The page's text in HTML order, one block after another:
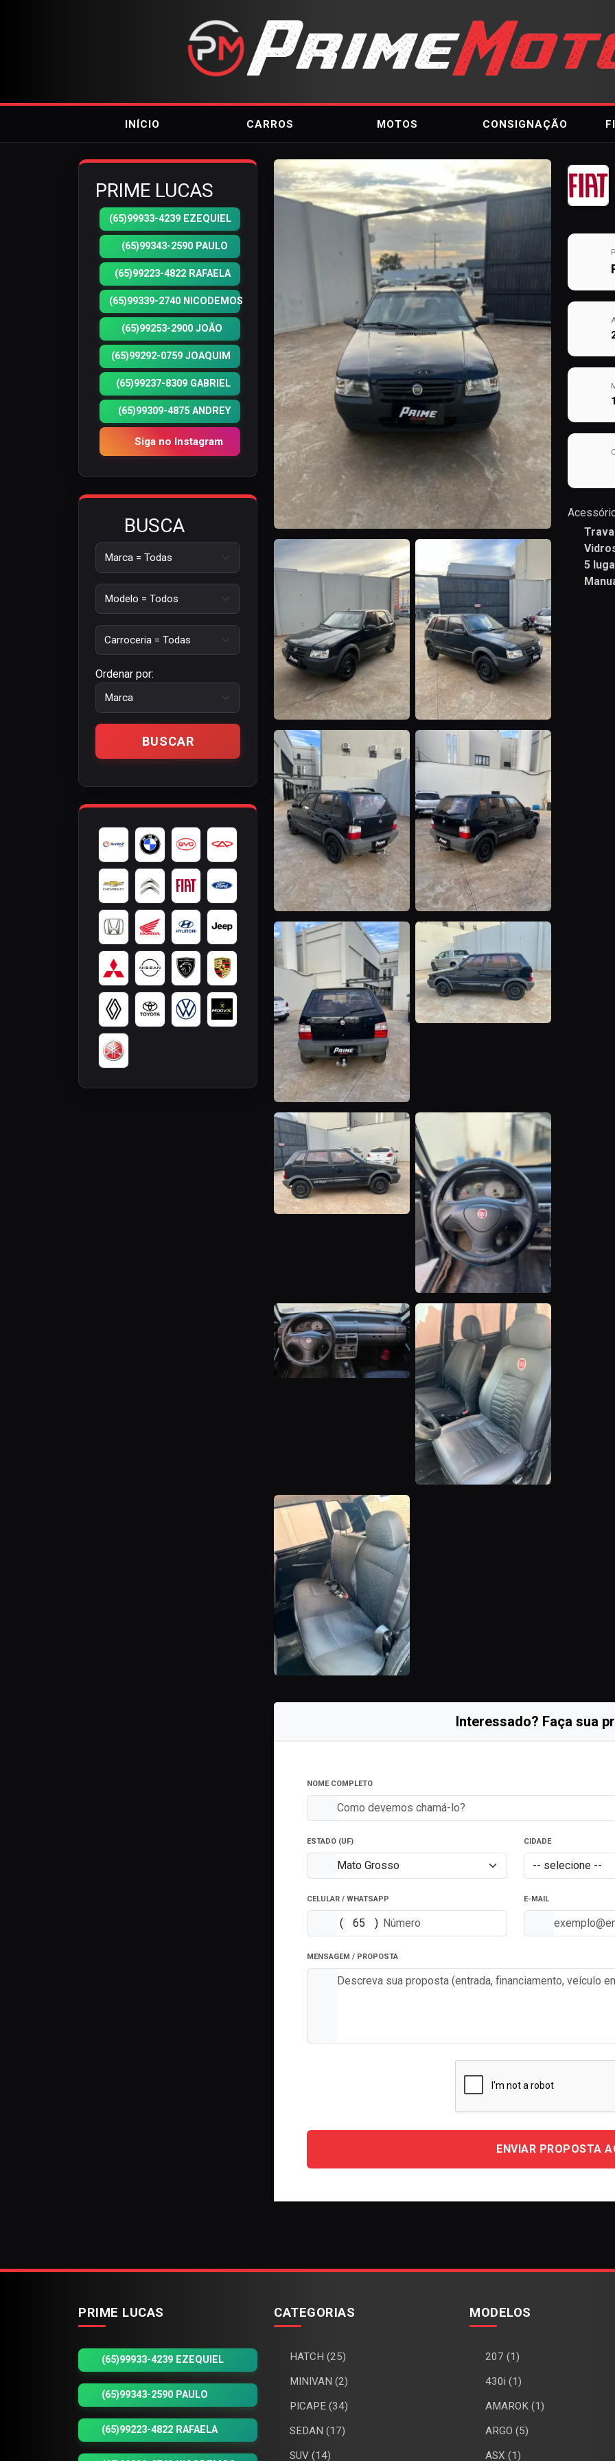
INÍCIO CARROS MOTOS CONSIGNAÇÃO
PRIME LUCAS
(65)99933-4239 EZEQUIEL
(65)99343-2590 PAULO
(65)99223-4822 RAFAELA
(65)99339-2740 NICODEMOS
(65)99253-2900 JOÃO
(65)99292-0759 JOAQUIM
(65)99237-8309 GABRIEL
(65)99309-4875 ANDREY
Siga no Instagram
BUSCA
Ordenar por:
5
Interessado? Faça sua
NOME COMPLETO
ESTADO (UF) CIDADE
CELULAR / WHATSAPP
( )
E-MAIL
MENSAGEM / PROPOSTA
ENVIAR PROPOSTA
PRIME LUCAS
(65)99933-4239 EZEQUIEL
(65)99343-2590 PAULO
(65)99223-4822 RAFAELA
CATEGORIAS
HATCH (25)
MINIVAN (2)
PICAPE (34)
SEDAN (17)
SUV (14)
MODELOS
207 (1)
430i (1)
AMAROK (1)
ARGO (5)
ASX (1)